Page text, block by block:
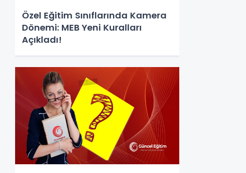
Özel Eğitim Sınıflarında Kamera
Dönemi: MEB Yeni Kuralları
Açıkladı!